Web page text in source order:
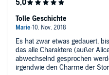
Es hat zwar etwas gedauert,
das alle Charaktere (außer
abwechselnd gesprochen
irgendwie den Charme der
Tolle Geschichte